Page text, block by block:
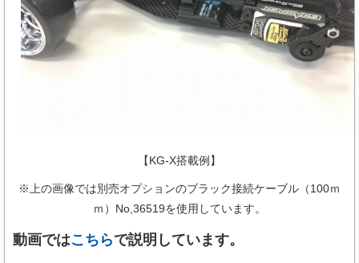
【KG-X搭載例】
※上の画像では別売オプションのブラック接続ケーブル（100ｍ
ｍ）No,36519を使用しています。
動画ではこちらで説明しています。